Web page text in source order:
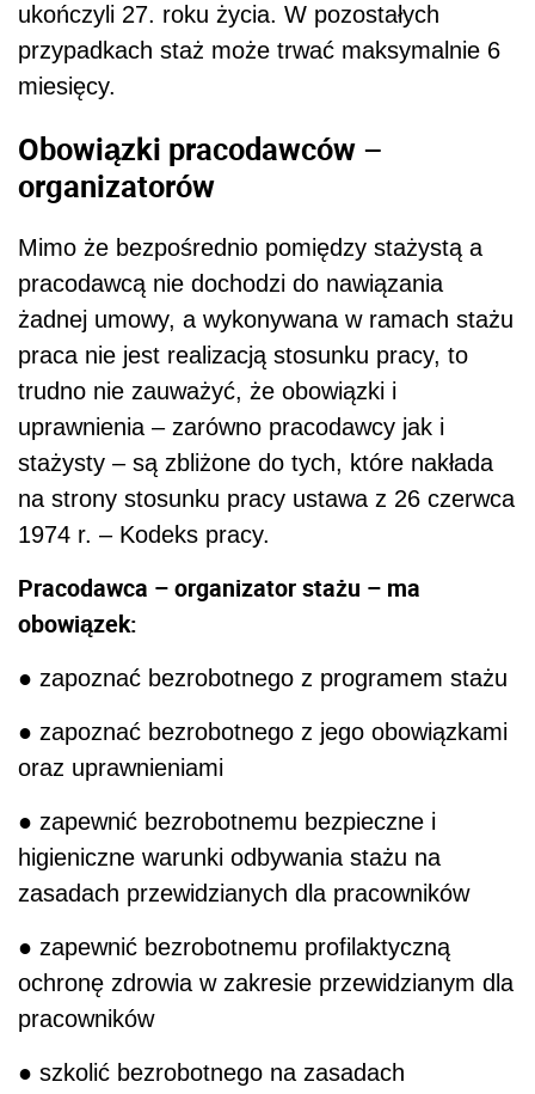
ukończyli 27. roku życia. W pozostałych
przypadkach staż może trwać maksymalnie 6
miesięcy.
Obowiązki pracodawców –
organizatorów
Mimo że bezpośrednio pomiędzy stażystą a
pracodawcą nie dochodzi do nawiązania
żadnej umowy, a wykonywana w ramach stażu
praca nie jest realizacją stosunku pracy, to
trudno nie zauważyć, że obowiązki i
uprawnienia – zarówno pracodawcy jak i
stażysty – są zbliżone do tych, które nakłada
na strony stosunku pracy ustawa z 26 czerwca
1974 r. – Kodeks pracy.
Pracodawca – organizator stażu – ma
obowiązek:
● zapoznać bezrobotnego z programem stażu
● zapoznać bezrobotnego z jego obowiązkami
oraz uprawnieniami
● zapewnić bezrobotnemu bezpieczne i
higieniczne warunki odbywania stażu na
zasadach przewidzianych dla pracowników
● zapewnić bezrobotnemu profilaktyczną
ochronę zdrowia w zakresie przewidzianym dla
pracowników
● szkolić bezrobotnego na zasadach